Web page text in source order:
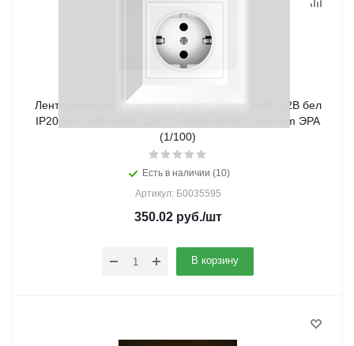
Лента светодиод LSR-2835 9,6Вт 120Led 6500 12В бел
IP20 5м LS2835-9,6-120-12-6500K-IP20-1 year-5m ЭРА
(1/100)
Есть в наличии (10)
Артикул: Б0035595
350.02руб./шт
В корзину